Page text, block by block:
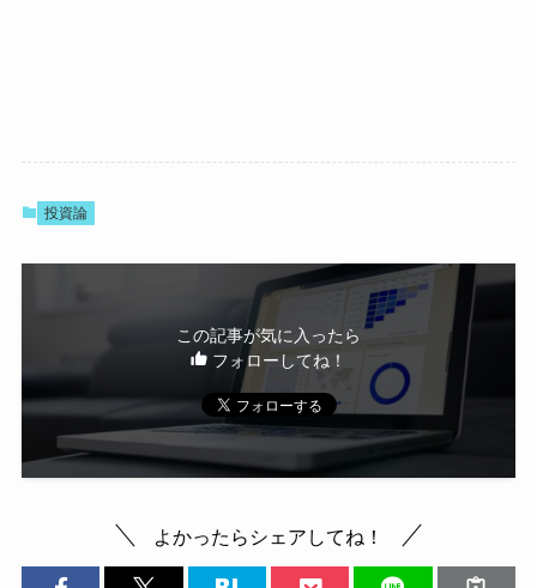
投資論
この記事が気に入ったら
フォローしてね！
よかったらシェアしてね！